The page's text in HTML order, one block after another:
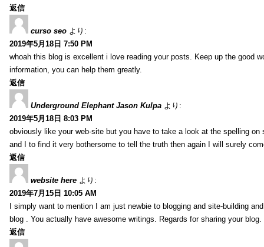
返信
curso seo より:
2019年5月18日 7:50 PM
whoah this blog is excellent i love reading your posts. Keep up the good
information, you can help them greatly.
返信
Underground Elephant Jason Kulpa より:
2019年5月18日 8:03 PM
obviously like your web-site but you have to take a look at the spelling
and I to find it very bothersome to tell the truth then again I will surely
返信
website here より:
2019年7月15日 10:05 AM
I simply want to mention I am just newbie to blogging and site-building
blog . You actually have awesome writings. Regards for sharing your blog.
返信